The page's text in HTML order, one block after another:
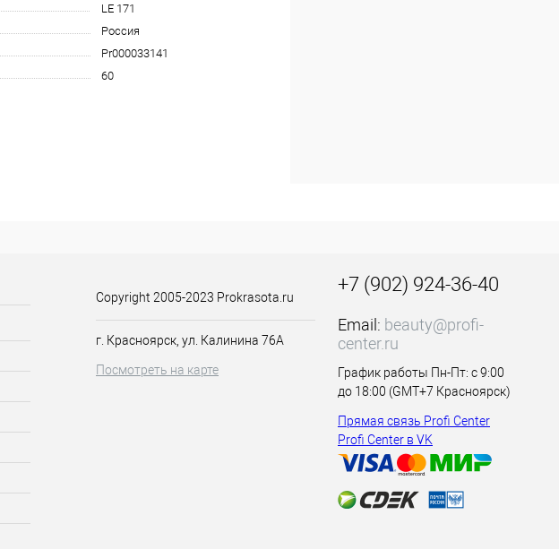
LE 171
Россия
Pr000033141
60
Copyright 2005-2023 Prokrasota.ru
г. Красноярск, ул. Калинина 76А
Посмотреть на карте
+7 (902) 924-36-40
Email: beauty@profi-
center.ru
График работы Пн-Пт: с 9:00
до 18:00 (GMT+7 Красноярск)
Прямая связь Profi Center
Profi Center в VK